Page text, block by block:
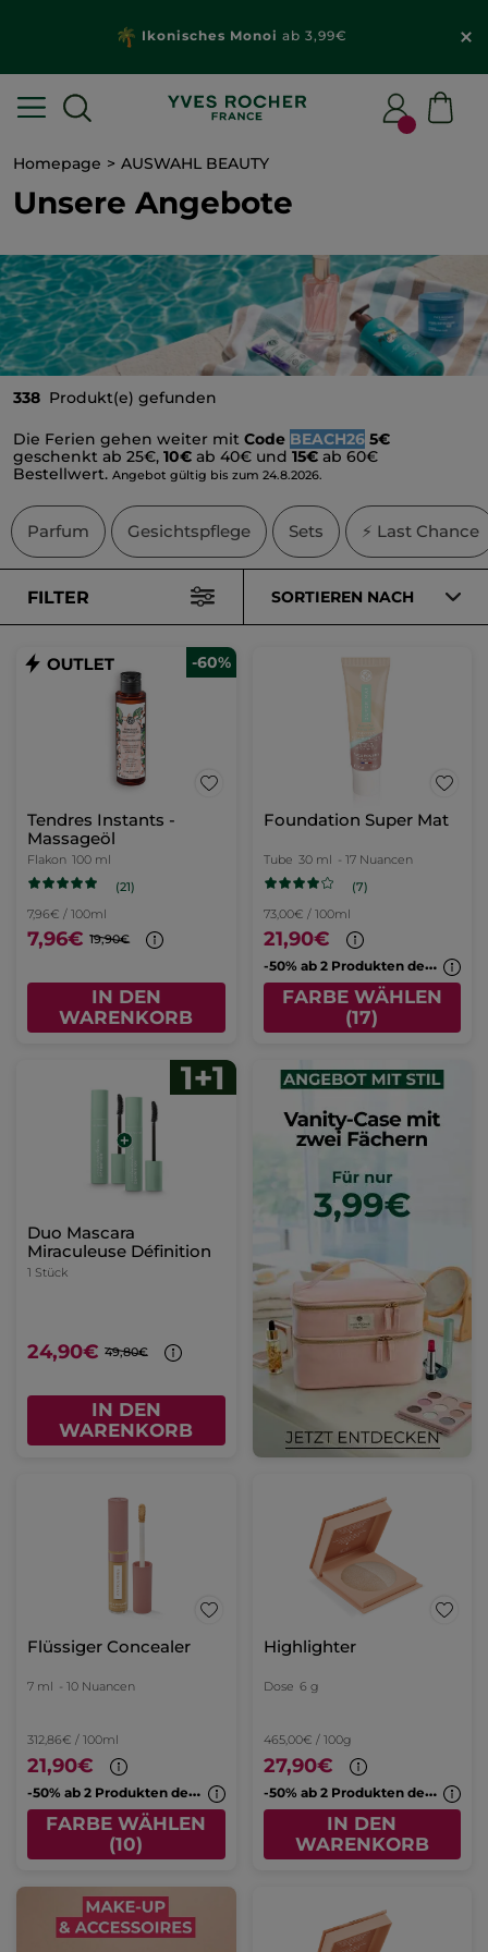
Wähle dein Geschenk
mit deiner Bestellung
Homepage AUSWAHL BEAUTY
Unsere Angebote
338 Produkt(e) gefunden
Die Ferien gehen weiter mit Code BEACH26 5€
geschenkt ab 25€, 10€ ab 40€ und 15€ ab 60€
Bestellwert. Angebot gültig bis zum 24.8.2026.
Parfum Gesichtspflege Sets ⚡ Last Chance
FILTER SORTIEREN NACH
-60%
Tendres Instants -
Massageöl
Flakon 100 ml
(21)
7,96€ / 100ml
7,96€ 19,90€
IN DEN
WARENKORB
Foundation Super Mat
Tube 30 ml - 17 Nuancen
(7)
73,00€ / 100ml
21,90€
-
50% ab 2 Produkten deiner Wahl
FARBE WÄHLEN
(17)
Duo Mascara
Miraculeuse Définition
1 Stück
24,90€ 49,80€
IN DEN
WARENKORB
Flüssiger Concealer
7 ml - 10 Nuancen
312,86€ / 100ml
21,90€
-
50% ab 2 Produkten deiner Wahl
FARBE WÄHLEN
(10)
Highlighter
Dose 6 g
465,00€ / 100g
27,90€
-
50% ab 2 Produkten deiner Wahl
IN DEN
WARENKORB